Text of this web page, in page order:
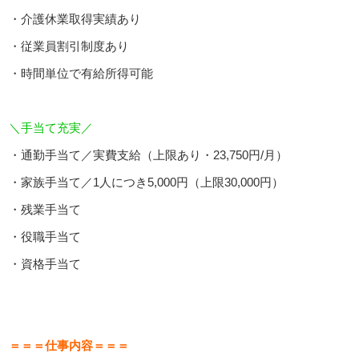
・介護休業取得実績あり
・従業員割引制度あり
・時間単位で有給所得可能
＼手当て充実／
・通勤手当て／実費支給（上限あり・23,750円/月）
・家族手当て／1人につき5,000円（上限30,000円）
・残業手当て
・役職手当て
・資格手当て
＝＝＝仕事内容＝＝＝